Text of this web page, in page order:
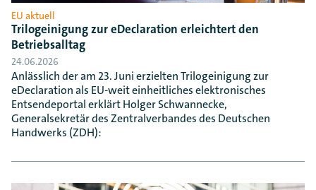
EU aktuell
Trilogeinigung zur eDeclaration erleichtert den
Betriebsalltag
24.06.2026
Anlässlich der am 23. Juni erzielten Trilogeinigung zur
eDeclaration als EU-weit einheitliches elektronisches
Entsendeportal erklärt Holger Schwannecke,
Generalsekretär des Zentralverbandes des Deutschen
Handwerks (ZDH):